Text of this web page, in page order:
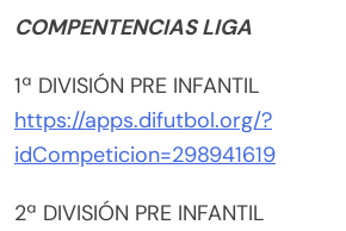
COMPENTENCIAS LIGA
1ª DIVISIÓN PRE INFANTIL
https://apps.difutbol.org/?
idCompeticion=298941619
2ª DIVISIÓN PRE INFANTIL